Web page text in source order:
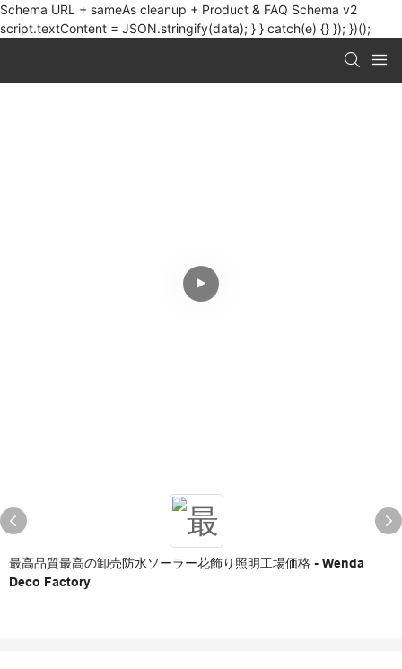
Schema URL + sameAs cleanup + Product & FAQ Schema v2
script.textContent = JSON.stringify(data); } } catch(e) {} }); })();
最高品質最高の卸売防水ソーラー花飾り照明工場価格 - Wenda
Deco Factory